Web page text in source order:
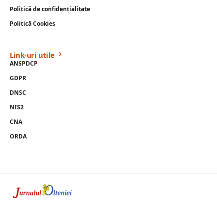
Politică de confidențialitate
Politică Cookies
Link-uri utile
ANSPDCP
GDPR
DNSC
NIS2
CNA
ORDA